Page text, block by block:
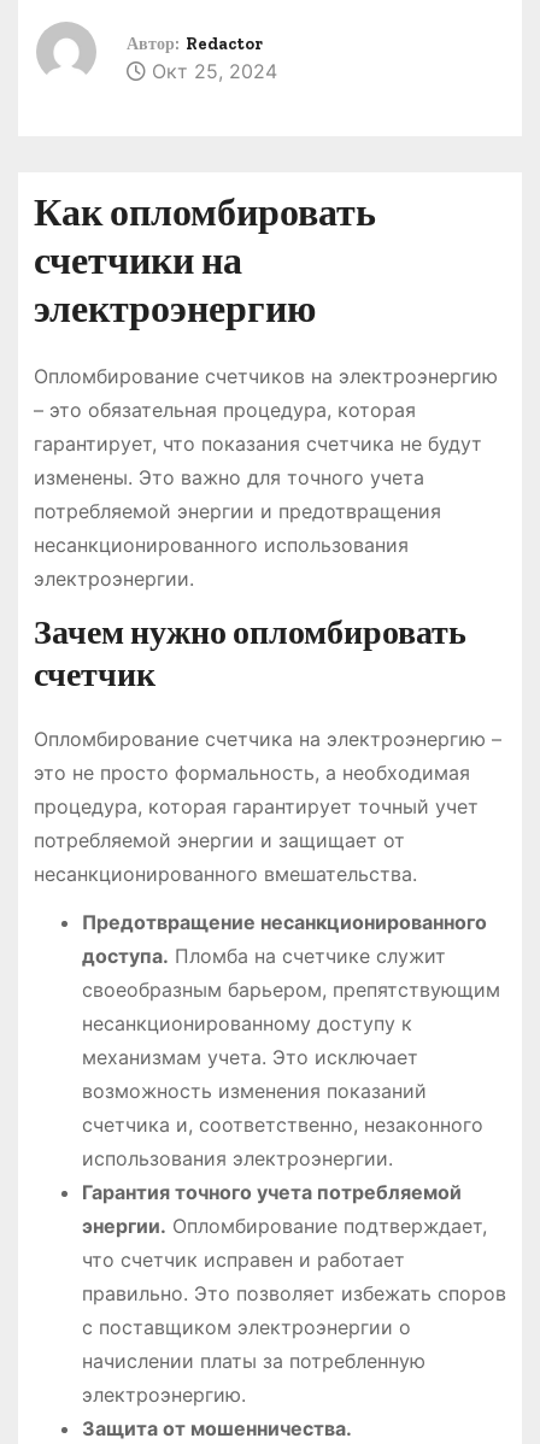
Автор: Redactor
Окт 25, 2024
Как опломбировать
счетчики на
электроэнергию
Опломбирование счетчиков на электроэнергию
– это обязательная процедура, которая
гарантирует, что показания счетчика не будут
изменены. Это важно для точного учета
потребляемой энергии и предотвращения
несанкционированного использования
электроэнергии.
Зачем нужно опломбировать
счетчик
Опломбирование счетчика на электроэнергию –
это не просто формальность, а необходимая
процедура, которая гарантирует точный учет
потребляемой энергии и защищает от
несанкционированного вмешательства.
Предотвращение несанкционированного
доступа. Пломба на счетчике служит
своеобразным барьером, препятствующим
несанкционированному доступу к
механизмам учета. Это исключает
возможность изменения показаний
счетчика и, соответственно, незаконного
использования электроэнергии.
Гарантия точного учета потребляемой
энергии. Опломбирование подтверждает,
что счетчик исправен и работает
правильно. Это позволяет избежать споров
с поставщиком электроэнергии о
начислении платы за потребленную
электроэнергию.
Защита от мошенничества.